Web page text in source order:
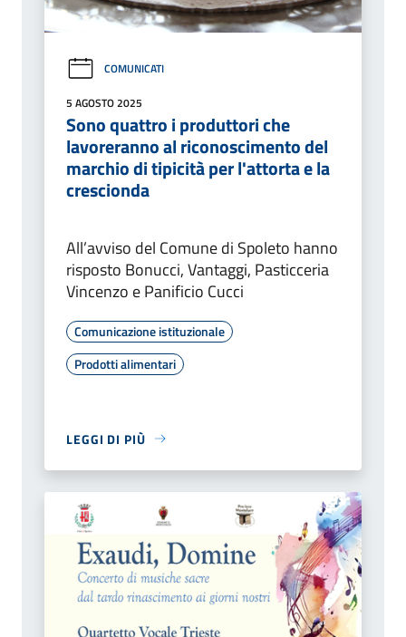
COMUNICATI
5 AGOSTO 2025
Sono quattro i produttori che
lavoreranno al riconoscimento del
marchio di tipicità per l'attorta e la
crescionda
All’avviso del Comune di Spoleto hanno
risposto Bonucci, Vantaggi, Pasticceria
Vincenzo e Panificio Cucci
Comunicazione istituzionale
Prodotti alimentari
LEGGI DI PIÙ